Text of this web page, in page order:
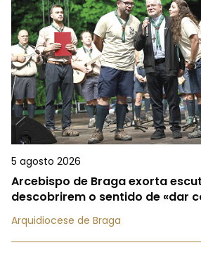
5 agosto 2026
Arcebispo de Braga exorta
descobrirem o sentido de «dar
Arquidiocese de Braga